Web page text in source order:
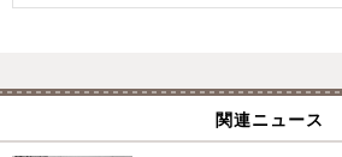
関連ニュース